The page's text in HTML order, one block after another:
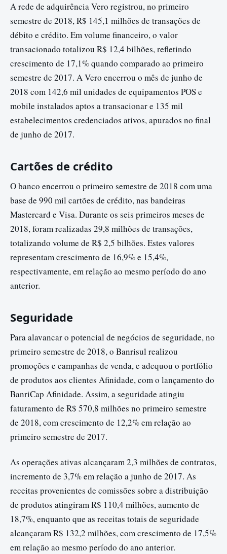
A rede de adquirência Vero registrou, no primeiro
semestre de 2018, R$ 145,1 milhões de transações de
débito e crédito. Em volume financeiro, o valor
transacionado totalizou R$ 12,4 bilhões, refletindo
crescimento de 17,1% quando comparado ao primeiro
semestre de 2017. A Vero encerrou o mês de junho de
2018 com 142,6 mil unidades de equipamentos POS e
mobile instalados aptos a transacionar e 135 mil
estabelecimentos credenciados ativos, apurados no final
de junho de 2017.
Cartões de crédito
O banco encerrou o primeiro semestre de 2018 com uma
base de 990 mil cartões de crédito, nas bandeiras
Mastercard e Visa. Durante os seis primeiros meses de
2018, foram realizadas 29,8 milhões de transações,
totalizando volume de R$ 2,5 bilhões. Estes valores
representam crescimento de 16,9% e 15,4%,
respectivamente, em relação ao mesmo período do ano
anterior.
Seguridade
Para alavancar o potencial de negócios de seguridade, no
primeiro semestre de 2018, o Banrisul realizou
promoções e campanhas de venda, e adequou o portfólio
de produtos aos clientes Afinidade, com o lançamento do
BanriCap Afinidade. Assim, a seguridade atingiu
faturamento de R$ 570,8 milhões no primeiro semestre
de 2018, com crescimento de 12,2% em relação ao
primeiro semestre de 2017.
As operações ativas alcançaram 2,3 milhões de contratos,
incremento de 3,7% em relação a junho de 2017. As
receitas provenientes de comissões sobre a distribuição
de produtos atingiram R$ 110,4 milhões, aumento de
18,7%, enquanto que as receitas totais de seguridade
alcançaram R$ 132,2 milhões, com crescimento de 17,5%
em relação ao mesmo período do ano anterior.